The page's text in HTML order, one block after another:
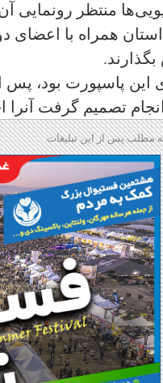
منتظر رونمایی
همراه با
این پاسپورت بود،
تصمیم گرفت آنرا
مطلب پس از این تبلیغات